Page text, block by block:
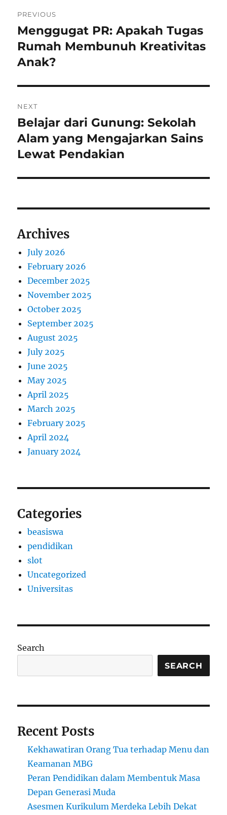
navigation
PREVIOUS
Previous
post:
Menggugat PR: Apakah Tugas
Rumah Membunuh Kreativitas
Anak?
NEXT
Next
post:
Belajar dari Gunung: Sekolah
Alam yang Mengajarkan Sains
Lewat Pendakian
Archives
July 2026
February 2026
December 2025
November 2025
October 2025
September 2025
August 2025
July 2025
June 2025
May 2025
April 2025
March 2025
February 2025
April 2024
January 2024
Categories
beasiswa
pendidikan
slot
Uncategorized
Universitas
Search
SEARCH
Recent Posts
Kekhawatiran Orang Tua terhadap Menu dan
Keamanan MBG
Peran Pendidikan dalam Membentuk Masa
Depan Generasi Muda
Asesmen Kurikulum Merdeka Lebih Dekat